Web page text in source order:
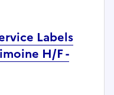
Labels
H/F -